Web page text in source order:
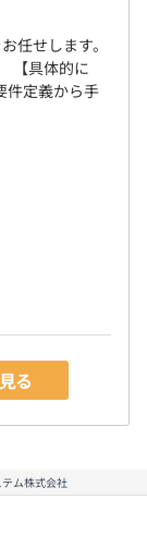
任せします。
【具体的に
件定義から手
る
ム株式会社